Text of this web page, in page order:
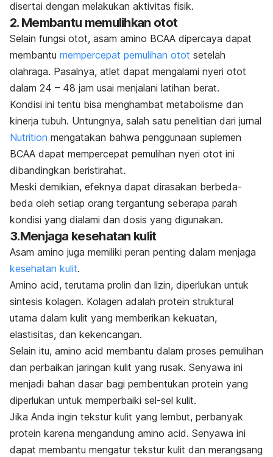
disertai dengan melakukan aktivitas fisik.
2. Membantu memulihkan otot
Selain fungsi otot, asam amino BCAA dipercaya dapat
membantu mempercepat pemulihan otot setelah
olahraga. Pasalnya, atlet dapat mengalami nyeri otot
dalam 24 – 48 jam usai menjalani latihan berat.
Kondisi ini tentu bisa menghambat metabolisme dan
kinerja tubuh. Untungnya, salah satu penelitian dari jurnal
Nutrition mengatakan bahwa penggunaan suplemen
BCAA dapat mempercepat pemulihan nyeri otot ini
dibandingkan beristirahat.
Meski demikian, efeknya dapat dirasakan berbeda-
beda oleh setiap orang tergantung seberapa parah
kondisi yang dialami dan dosis yang digunakan.
3.Menjaga kesehatan kulit
Asam amino juga memiliki peran penting dalam menjaga
kesehatan kulit.
Amino acid, terutama prolin dan lizin, diperlukan untuk
sintesis kolagen. Kolagen adalah protein struktural
utama dalam kulit yang memberikan kekuatan,
elastisitas, dan kekencangan.
Selain itu, amino acid membantu dalam proses pemulihan
dan perbaikan jaringan kulit yang rusak. Senyawa ini
menjadi bahan dasar bagi pembentukan protein yang
diperlukan untuk memperbaiki sel-sel kulit.
Jika Anda ingin tekstur kulit yang lembut, perbanyak
protein karena mengandung amino acid. Senyawa ini
dapat membantu mengatur tekstur kulit dan merangsang